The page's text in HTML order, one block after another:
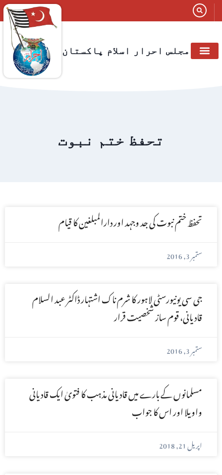
مجلس احرار اسلام پاکستان
تحفظ ختم نبوت
تحفظ ختم نبوت کی جد وجہد اور دارالمبلغین کا قیام
ستمبر 3, 2016
جی سی یونیورسٹی لاہور کا شرم ناک اشتہار ڈاکٹر عبد السلام
قادیانی، قوم ساز شخصیت قرار
ستمبر 3, 2016
مسلمانوں کے بارے میں قادیانی مذہب کا فتویٰ ایک قادیانی
واویلا اور اس کا جواب
اپریل 21, 2018